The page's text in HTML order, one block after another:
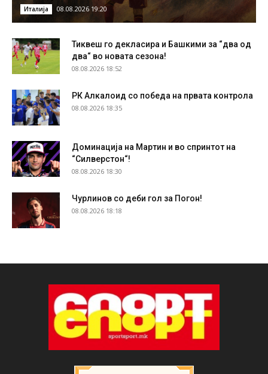
Италија 08.08.2026 19:20
Тиквеш го декласира и Башкими за “два од
два“ во новата сезона!
08.08.2026 18:52
РК Алкалоид со победа на првата контрола
08.08.2026 18:35
Доминација на Мартин и во спринтот на
“Силверстон“!
08.08.2026 18:30
Чурлинов со деби гол за Погон!
08.08.2026 18:18